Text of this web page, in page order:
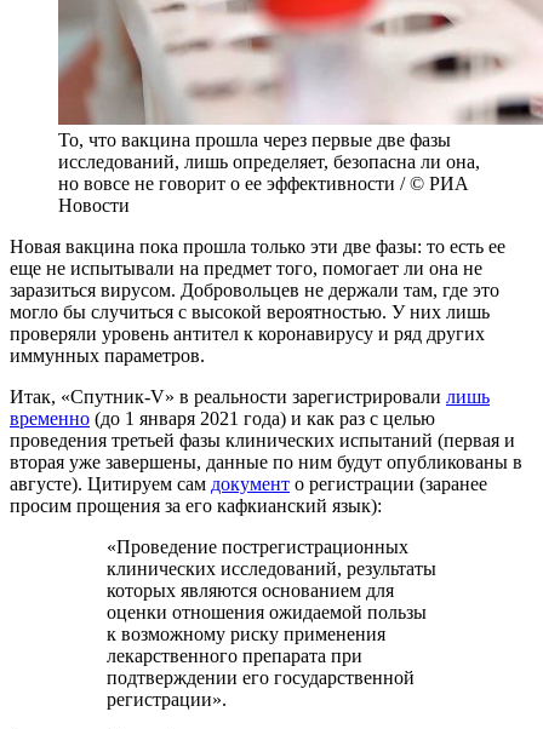
То, что вакцина прошла через первые две фазы
исследований, лишь определяет, безопасна ли она,
но вовсе не говорит о ее эффективности / © РИА
Новости
Новая вакцина пока прошла только эти две фазы: то есть ее
еще не испытывали на предмет того, помогает ли она не
заразиться вирусом. Добровольцев не держали там, где это
могло бы случиться с высокой вероятностью. У них лишь
проверяли уровень антител к коронавирусу и ряд других
иммунных параметров.
Итак, «Спутник-V» в реальности зарегистрировали лишь
временно (до 1 января 2021 года) и как раз с целью
проведения третьей фазы клинических испытаний (первая и
вторая уже завершены, данные по ним будут опубликованы в
августе). Цитируем сам документ о регистрации (заранее
просим прощения за его кафкианский язык):
«Проведение пострегистрационных
клинических исследований, результаты
которых являются основанием для
оценки отношения ожидаемой пользы
к возможному риску применения
лекарственного препарата при
подтверждении его государственной
регистрации».